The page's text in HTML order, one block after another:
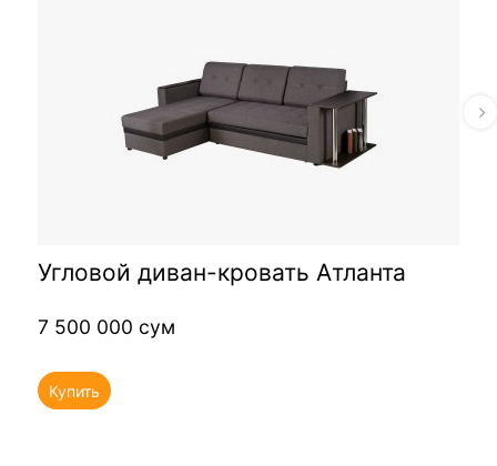
Угловой диван-кровать Атланта
7 500 000 сум
Купить